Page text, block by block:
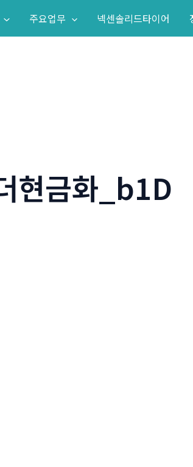
주요업무 넥센솔리드타이어
현금화_b1D